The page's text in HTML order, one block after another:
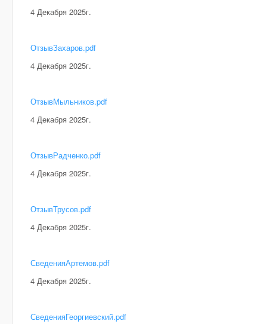
4 Декабря 2025г.
ОтзывЗахаров.pdf
4 Декабря 2025г.
ОтзывМыльников.pdf
4 Декабря 2025г.
ОтзывРадченко.pdf
4 Декабря 2025г.
ОтзывТрусов.pdf
4 Декабря 2025г.
СведенияАртемов.pdf
4 Декабря 2025г.
СведенияГеоргиевский.pdf